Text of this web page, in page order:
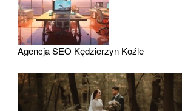
Agencja SEO Kędzierzyn Koźle